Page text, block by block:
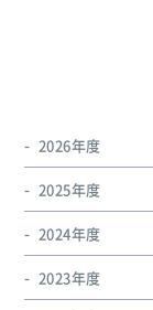
2026年度
2025年度
2024年度
2023年度